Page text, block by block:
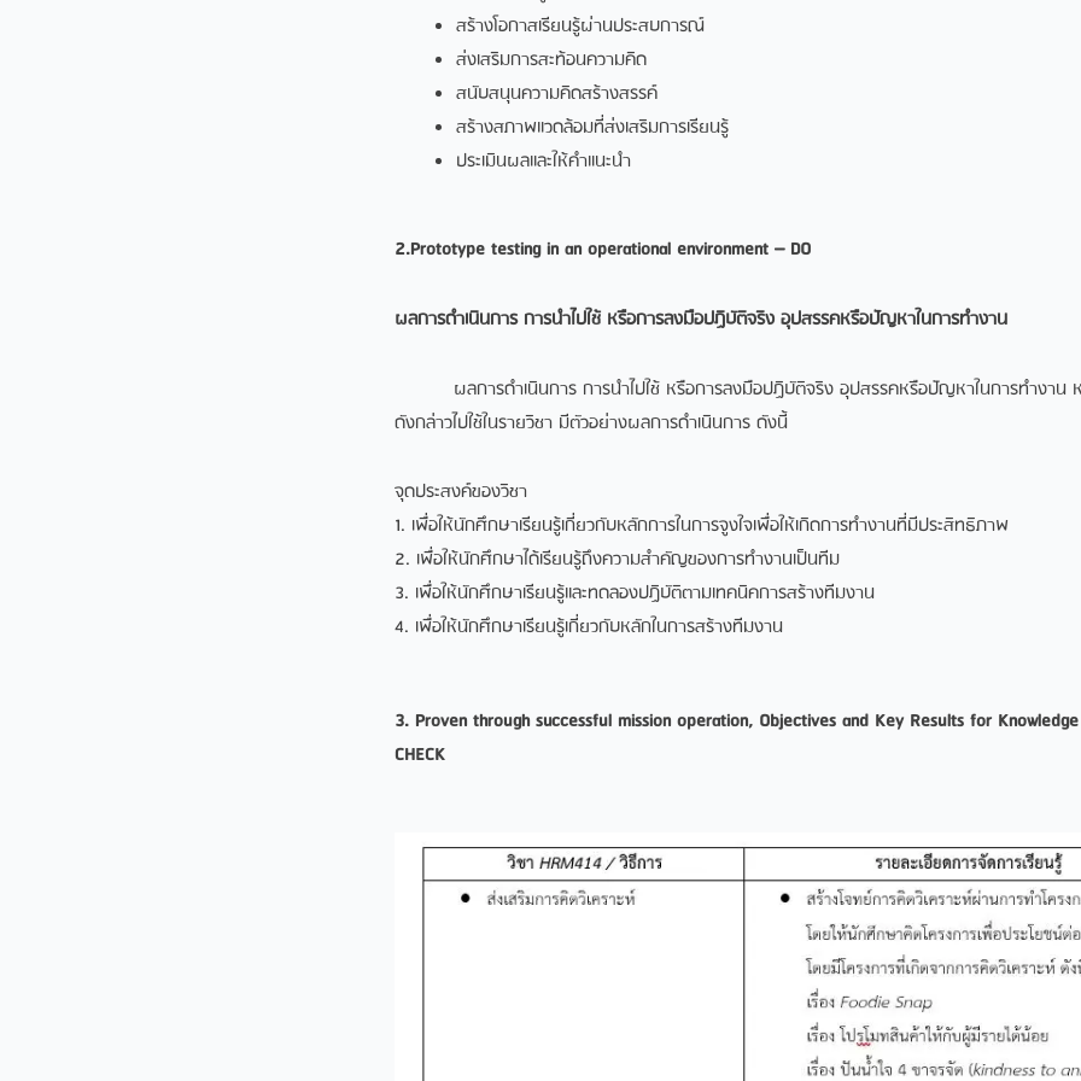
สร้างโอกาสเรียนรู้ผ่านประสบการณ์
ส่งเสริมการสะท้อนความคิด
สนับสนุนความคิดสร้างสรรค์
สร้างสภาพแวดล้อมที่ส่งเสริมการเรียนรู้
ประเมินผลและให้คําแนะนํา
2.Prototype testing in an operational environment – DO
ผลการดำเนินการ การนำไปใช้ หรือการลงมือปฏิบัติจริง อุปสรรคหรือปัญหาในการทำงาน
ผลการดําเนินการ การนําไปใช้ หรือการลงมือปฏิบัติจริง อุปสรรคหรือปัญหาในการทํางาน
ดังกล่าวไปใช้ในรายวิชา มีตัวอย่างผลการดําเนินการ ดังนี้
จุดประสงค์ของวิชา
1. เพื่อให้นักศึกษาเรียนรู้เกี่ยวกับหลักการในการจูงใจเพื่อให้เกิดการทํางานที่มีประสิทธิภาพ
2. เพื่อให้นักศึกษาได้เรียนรู้ถึงความสําคัญของการทํางานเป็นทีม
3. เพื่อให้นักศึกษาเรียนรู้และทดลองปฏิบัติตามเทคนิคการสร้างทีมงาน
4. เพื่อให้นักศึกษาเรียนรู้เกี่ยวกับหลักในการสร้างทีมงาน
3. Proven through successful mission operation, Objectives and Key Results for
CHECK